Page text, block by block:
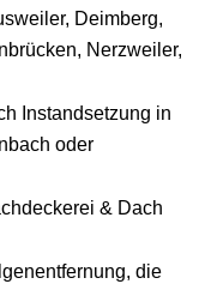
Deimberg,
Nerzweiler,
Instandsetzung in
oder
& Dach
die